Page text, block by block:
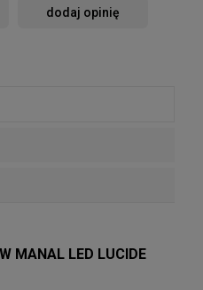
dodaj opinię
MANAL LED LUCIDE